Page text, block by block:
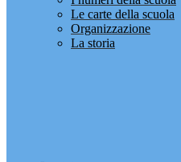
Le carte della scuola
Organizzazione
La storia